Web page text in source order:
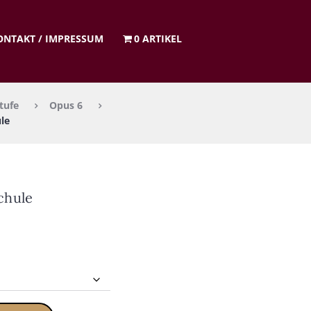
/ IMPRES­SUM 0 ARTIKEL
Opus 6